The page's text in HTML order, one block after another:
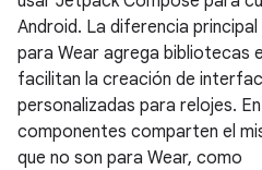
Android. La diferencia
para Wear agrega bibliotecas
facilitan la creación de
personalizadas para relojes.
componentes comparten el
que no son para Wear, como